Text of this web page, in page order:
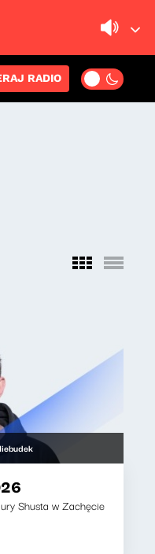
RADIO
Shusta w Zachęcie